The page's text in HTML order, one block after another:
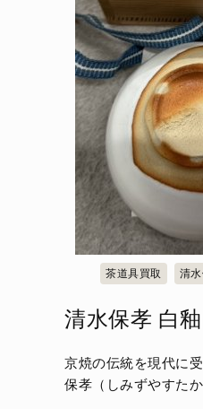
茶道具買取 清
清水保孝 白
京焼の伝統を現代に
保孝（しみずやすた